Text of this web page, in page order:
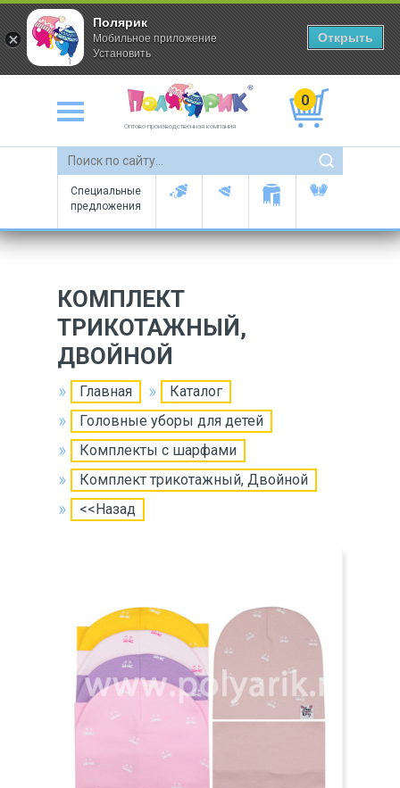
Оптово-производственная компания
0
Специальные
предложения
КОМПЛЕКТ
ТРИКОТАЖНЫЙ,
ДВОЙНОЙ
Главная
Каталог
Головные уборы для детей
Комплекты с шарфами
Комплект трикотажный, Двойной
<<Назад
Полярик
Мобильное приложение
Установить
Открыть